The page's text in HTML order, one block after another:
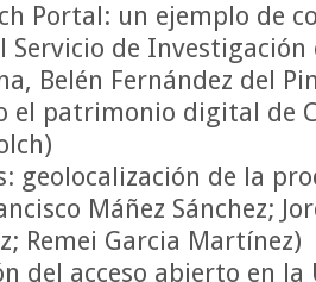
Portal: un ejemplo de
Servicio de Investigación
Belén Fernández del
el patrimonio digital de
geolocalización de la
Máñez Sánchez;
Remei Garcia Martínez)
del acceso abierto en la